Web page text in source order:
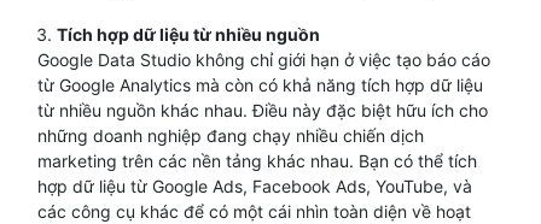
Tích hợp dữ liệu từ nhiều nguồn
Google Data Studio không chỉ giới hạn ở việc tạo báo cáo
từ Google Analytics mà còn có khả năng tích hợp dữ liệu
từ nhiều nguồn khác nhau. Điều này đặc biệt hữu ích cho
những doanh nghiệp đang chạy nhiều chiến dịch
marketing trên các nền tảng khác nhau. Bạn có thể tích
hợp dữ liệu từ Google Ads, Facebook Ads, YouTube, và
các công cụ khác để có một cái nhìn toàn diện về hoạt